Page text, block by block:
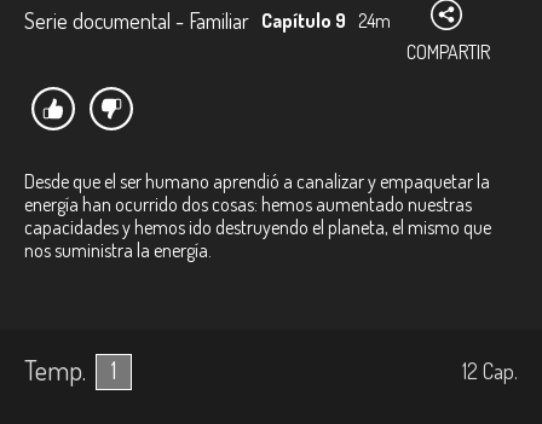
Serie documental - Familiar Capítulo 9 24m
COMPARTIR
Desde que el ser humano aprendió a canalizar y empaquetar la
energía han ocurrido dos cosas: hemos aumentado nuestras
capacidades y hemos ido destruyendo el planeta, el mismo que
nos suministra la energía.
Temp. 1 12 Cap.